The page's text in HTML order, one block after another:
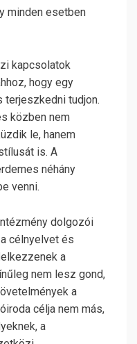
minden esetben
kapcsolatok
hogy egy
tudjon.
közben nem
le, hanem
is. A
néhány
venni.
dolgozói
célnyelvet és
a
nem lesz gond,
a
célja nem más,
a